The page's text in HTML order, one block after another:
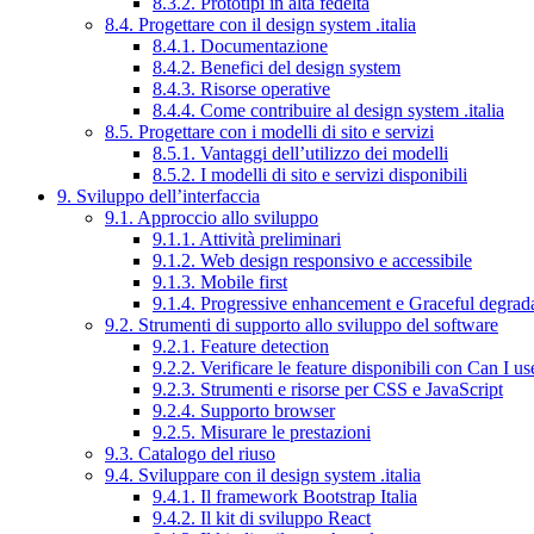
8.4. Progettare con il design system .italia
8.4.1. Documentazione
8.4.2. Benefici del design system
8.4.3. Risorse operative
8.4.4. Come contribuire al design system .italia
8.5. Progettare con i modelli di sito e servizi
8.5.1. Vantaggi dell’utilizzo dei modelli
8.5.2. I modelli di sito e servizi disponibili
9. Sviluppo dell’interfaccia
9.1. Approccio allo sviluppo
9.1.1. Attività preliminari
9.1.2. Web design responsivo e accessibile
9.1.3. Mobile first
9.1.4. Progressive enhancement e Graceful
9.2. Strumenti di supporto allo sviluppo del software
9.2.1. Feature detection
9.2.2. Verificare le feature disponibili con Can I
9.2.3. Strumenti e risorse per CSS e JavaScript
9.2.4. Supporto browser
9.2.5. Misurare le prestazioni
9.3. Catalogo del riuso
9.4. Sviluppare con il design system .italia
9.4.1. Il framework Bootstrap Italia
9.4.2. Il kit di sviluppo React